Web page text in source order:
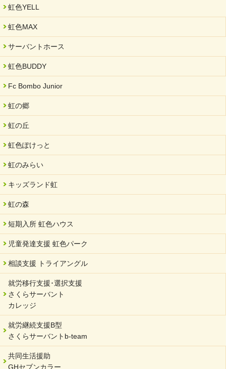
虹色YELL
虹色MAX
サーバントホース
虹色BUDDY
Fc Bombo Junior
虹の郷
虹の丘
虹色ぽけっと
虹のみらい
キッズランド虹
虹の森
短期入所 虹色ハウス
児童発達支援 虹色パーク
相談支援 トライアングル
就労移行支援･選択支援
さくらサーバント
カレッジ
就労継続支援B型
さくらサーバントb-team
共同生活援助
GHセブンカラー